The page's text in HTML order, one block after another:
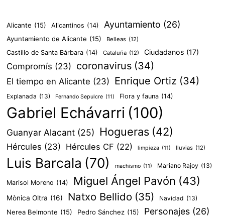
Alicante (15) Alicantinos (14) Ayuntamiento (26)
Ayuntamiento de Alicante (15) Belleas (12)
Castillo de Santa Bárbara (14) Cataluña (12) Ciudadanos (17)
Compromís (23) coronavirus (34)
El tiempo en Alicante (23) Enrique Ortiz (34)
Explanada (13) Fernando Sepulcre (11) Flora y fauna (14)
Gabriel Echávarri (100)
Guanyar Alacant (25) Hogueras (42)
Hércules (23) Hércules CF (22) limpieza (11) lluvias (12)
Luis Barcala (70) machismo (11) Mariano Rajoy (13)
Marisol Moreno (14) Miguel Ángel Pavón (43)
Mònica Oltra (16) Natxo Bellido (35) Navidad (13)
Nerea Belmonte (15) Pedro Sánchez (15) Personajes (26)